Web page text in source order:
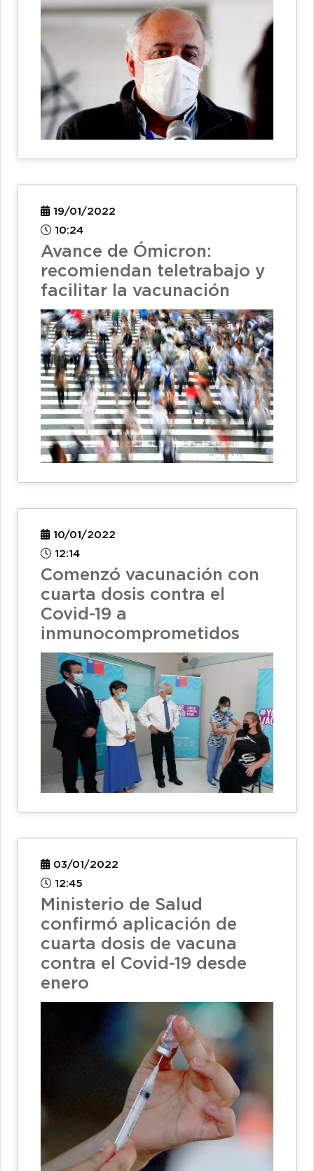
19/01/2022
10:24
Avance de Ómicron:
recomiendan teletrabajo y
facilitar la vacunación
10/01/2022
12:14
Comenzó vacunación con
cuarta dosis contra el
Covid-19 a
inmunocomprometidos
03/01/2022
12:45
Ministerio de Salud
confirmó aplicación de
cuarta dosis de vacuna
contra el Covid-19 desde
enero